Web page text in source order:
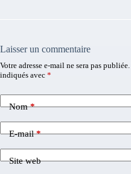
Laisser un commentaire
Votre adresse e-mail ne sera pas publiée.
indiqués avec *
Nom*
E-mail*
Site web